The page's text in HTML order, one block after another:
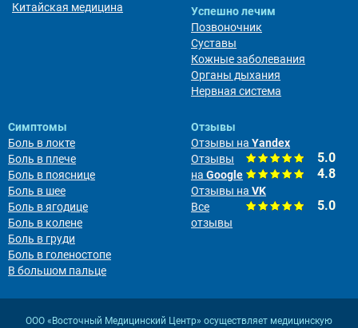
Китайская медицина
Успешно лечим
Позвоночник
Суставы
Кожные заболевания
Органы дыхания
Нервная система
Симптомы
Боль в локте
Боль в плече
Боль в пояснице
Боль в шее
Боль в ягодице
Боль в колене
Боль в груди
Боль в голеностопе
В большом пальце
Отзывы
Отзывы на Yandex
5.0
Отзывы
на Google 4.8
Отзывы на VK
5.0
Все
отзывы
ООО «Восточный Медицинский Центр» осуществляет медицинскую